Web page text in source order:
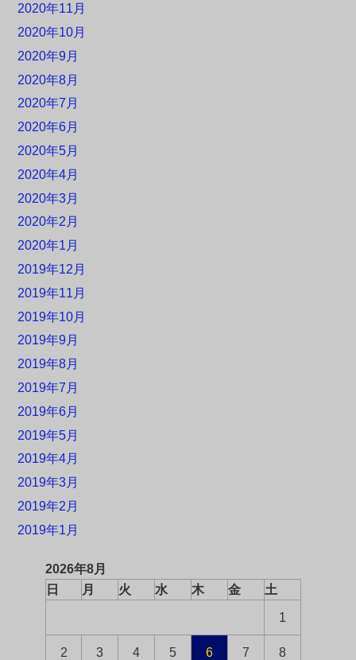
2020年11月
2020年10月
2020年9月
2020年8月
2020年7月
2020年6月
2020年5月
2020年4月
2020年3月
2020年2月
2020年1月
2019年12月
2019年11月
2019年10月
2019年9月
2019年8月
2019年7月
2019年6月
2019年5月
2019年4月
2019年3月
2019年2月
2019年1月
2026年8月
日
月 火 水 木 金 土
1
2 3 4 5 6 7 8